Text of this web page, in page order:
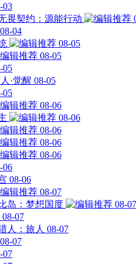
03
畏契约：源能行动
08-04
08-05
08-05
05
·觉醒 08-05
05
08-06
08-06
08-06
08-06
08-06
06
08-06
08-07
岛：梦想国度
08-07
08-07
人：旅人 08-07
08-07
07